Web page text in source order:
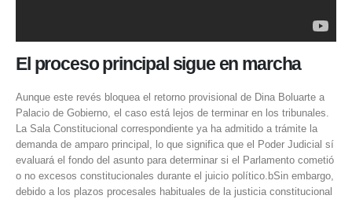
El proceso principal sigue en marcha
Aunque este revés bloquea el retorno provisional de Dina Boluarte a
Palacio de Gobierno, el caso está lejos de terminar en los tribunales.
La Sala Constitucional correspondiente ya ha admitido a trámite la
demanda de amparo principal, lo que significa que el Poder Judicial sí
evaluará el fondo del asunto para determinar si el Parlamento cometió
o no excesos constitucionales durante el juicio político.bSin embargo,
debido a los plazos procesales habituales de la justicia constitucional